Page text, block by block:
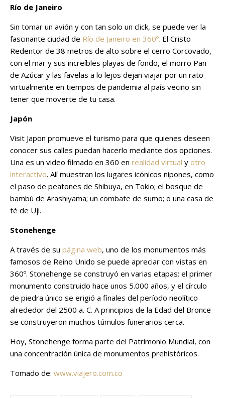
Río de Janeiro
Sin tomar un avión y con tan solo un click, se puede ver la
fascinante ciudad de Río de Janeiro en 360º. El Cristo
Redentor de 38 metros de alto sobre el cerro Corcovado,
con el mar y sus increíbles playas de fondo, el morro Pan
de Azúcar y las favelas a lo lejos dejan viajar por un rato
virtualmente en tiempos de pandemia al país vecino sin
tener que moverte de tu casa.
Japón
Visit Japon promueve el turismo para que quienes deseen
conocer sus calles puedan hacerlo mediante dos opciones.
Una es un video filmado en 360 en realidad virtual y otro
interactivo. Alí muestran los lugares icónicos nipones, como
el paso de peatones de Shibuya, en Tokio; el bosque de
bambú de Arashiyama; un combate de sumo; o una casa de
té de Uji.
Stonehenge
A través de su página web, uno de los monumentos más
famosos de Reino Unido se puede apreciar con vistas en
360º. Stonehenge se construyó en varias etapas: el primer
monumento construido hace unos 5.000 años, y el círculo
de piedra único se erigió a finales del período neolítico
alrededor del 2500 a. C. A principios de la Edad del Bronce
se construyeron muchos túmulos funerarios cerca.
Hoy, Stonehenge forma parte del Patrimonio Mundial, con
una concentración única de monumentos prehistóricos.
Tomado de: www.viajero.com.co